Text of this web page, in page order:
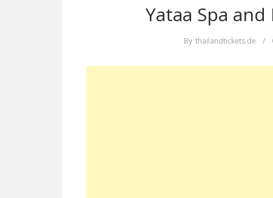
Yataa Spa
By thailandtickets.de /